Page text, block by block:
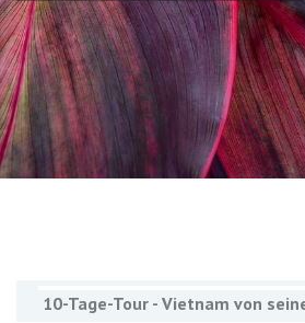
10-Tage-Tour - Vietnam von